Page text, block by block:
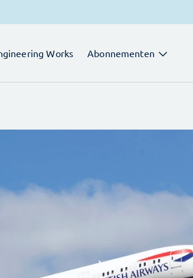
Works Abonnementen